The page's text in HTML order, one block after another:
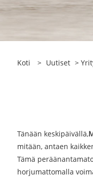
Koti > Uutiset >
Tänään keskipäivällä,
mitään, antaen
Tämä
horjumattomalla